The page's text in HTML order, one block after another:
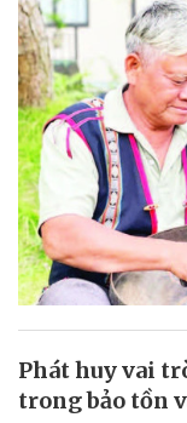
Phát huy vai
trong bảo tồn